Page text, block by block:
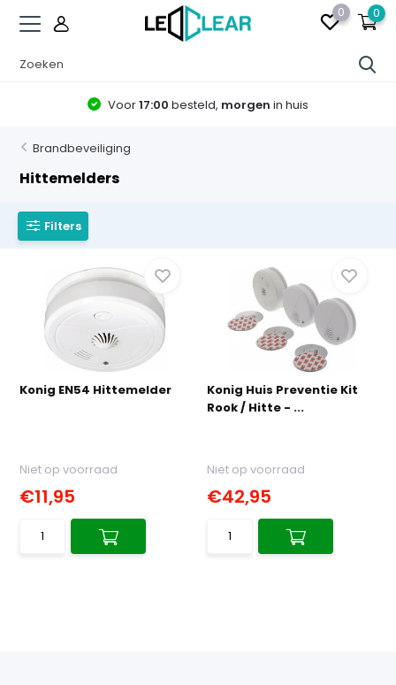
0 0
Voor17:00 besteld, morgen in huis
Brandbeveiliging
Hittemelders
Filters
Konig EN54 Hittemelder
Niet op voorraad
€11,95
Konig Huis Preventie Kit
Rook / Hitte - ...
Niet op voorraad
€42,95